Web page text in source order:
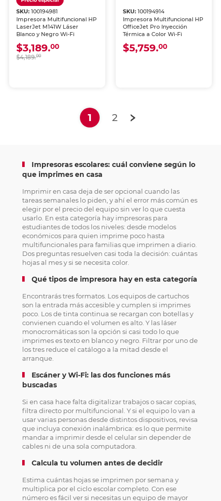
SKU:100194981
Impresora Multifuncional HP
LaserJet M141W Láser
Blanco y Negro Wi-Fi
$3,189.00
$4,189.00
SKU: 100194914
Impresora Multifuncional HP
OfficeJet Pro Inyección
Térmica a Color Wi-Fi
$5,759.00
1 (current)
2
Impresoras escolares: cuál conviene según lo
que imprimes en casa
Imprimir en casa deja de ser opcional cuando las
tareas semanales lo piden, y ahí el error más común es
elegir por el precio del equipo sin ver lo que cuesta
usarlo. En esta categoría hay impresoras para
estudiantes de todos los niveles: desde modelos
económicos para quien imprime poco hasta
multifuncionales para familias que imprimen a diario.
Dos preguntas resuelven casi toda la decisión: cuántas
hojas al mes y si se necesita color.
Qué tipos de impresora hay en esta categoría
Encontrarás tres formatos. Los equipos de cartuchos
son la entrada más accesible y cumplen si imprimes
poco. Los de tinta continua se recargan con botellas y
convienen cuando el volumen es alto. Y las láser
monocromáticas son la opción si casi todo lo que
imprimes es texto en blanco y negro. Filtrar por uno de
los tres reduce el catálogo a la mitad desde el
arranque.
Escáner y Wi-Fi: las dos funciones más
buscadas
Si en casa hace falta digitalizar trabajos o sacar copias,
filtra directo por multifuncional. Y si el equipo lo van a
usar varias personas desde distintos dispositivos, revisa
que incluya conexión inalámbrica: es lo que permite
mandar a imprimir desde el celular sin depender de
cables ni de una sola computadora.
Calcula tu volumen antes de decidir
Estima cuántas hojas se imprimen por semana y
multiplica por el ciclo escolar completo. Con ese
número es fácil ver si necesitas un equipo de mayor